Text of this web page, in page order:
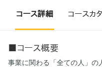
コース詳細 コースカ
■コース概要
事業に関わる「全ての人」の